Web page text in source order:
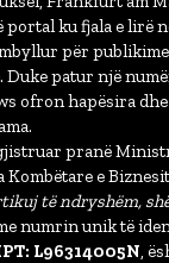
portal ku fjala e lirë
për publikime
Duke patur një
ofron hapësira
pranë
e
të ndryshëm,
numrin unik të
L96314005N,